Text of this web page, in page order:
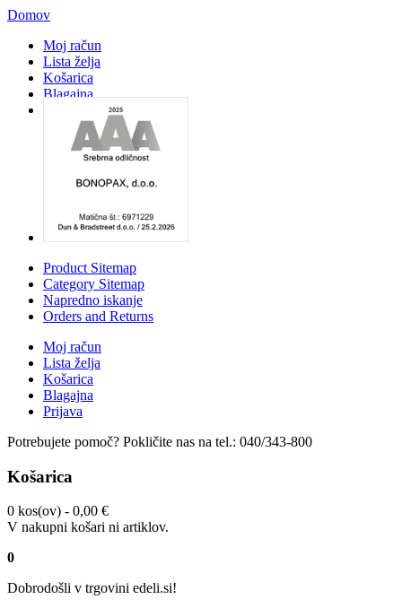
Domov
Moj račun
Lista želja
Košarica
Blagajna
Product Sitemap
Category Sitemap
Napredno iskanje
Orders and Returns
Moj račun
Lista želja
Košarica
Blagajna
Prijava
Potrebujete pomoč? Pokličite nas na tel.: 040/343-800
Košarica
0 kos(ov) - 0,00 €
V nakupni košari ni artiklov.
0
Dobrodošli v trgovini edeli.si!